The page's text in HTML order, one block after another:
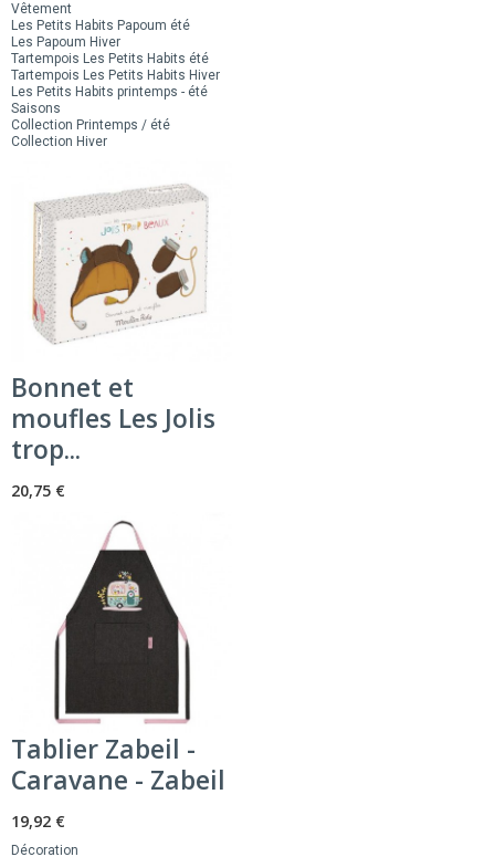
Vêtement
Les Petits Habits Papoum été
Les Papoum Hiver
Tartempois Les Petits Habits été
Tartempois Les Petits Habits Hiver
Les Petits Habits printemps - été
Saisons
Collection Printemps / été
Collection Hiver
Bonnet et
moufles Les Jolis
trop...
20,75 €
Tablier Zabeil -
Caravane - Zabeil
19,92 €
Décoration